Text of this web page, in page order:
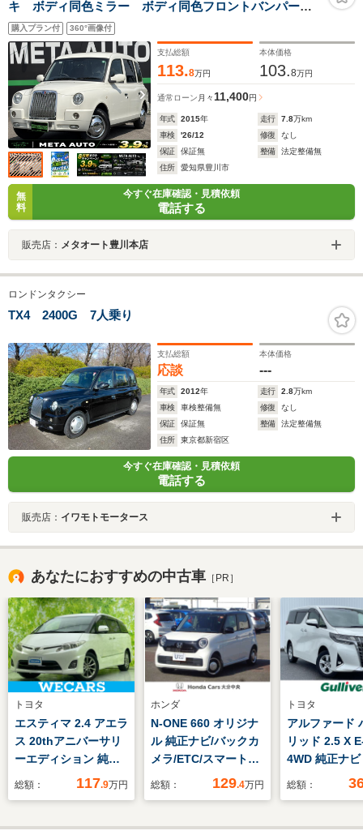
キ ボディ同色ミラー ボディ同色フロントバンパー
KENWOOD1DINオーディオ パワーウィンドウ マニュ
アルエアコン ETC リモコンミラースイッチ フロン
トフォグ
購入プラン付 360°画像付
支払総額
113.8万円
本体価格
103.8万円
通常ローン 月々11,400円
年式 2015年 走行 7.8万km
車検
'26/12 修復
なし
保証
保証無 整備
法定整備無
住所
愛知県豊川市
無
料
今すぐ在庫確認・見積依頼
電話する
販売店： メタオート豊川本店
ロンドンタクシー
TX4 2400G 7人乗り
支払総額
応談
本体価格
---
年式 2012年 走行 2.8万km
車検
車検整備無 修復
なし
保証
保証無 整備
法定整備無
住所
東京都新宿区
今すぐ在庫確認・見積依頼
電話する
販売店： イワモトモータース
あなたにおすすめの中古車 ［PR］
トヨタ
エスティマ 2.4 アエラ
ス 20thアニバーサリ
ーエディション 純正
8インチ HDDナビ/両
ヘッドランプ
総額： 117.9万円
ホンダ
N-ONE 660 オリジナ
ル 純正ナビ/バックカ
メラ/ETC/スマートキ
ー
総額： 129.4万円
トヨタ
アルファード
リッド 2.5 X
4WD 純正ナ
軽減 全方位
イビーム ハ
総額：